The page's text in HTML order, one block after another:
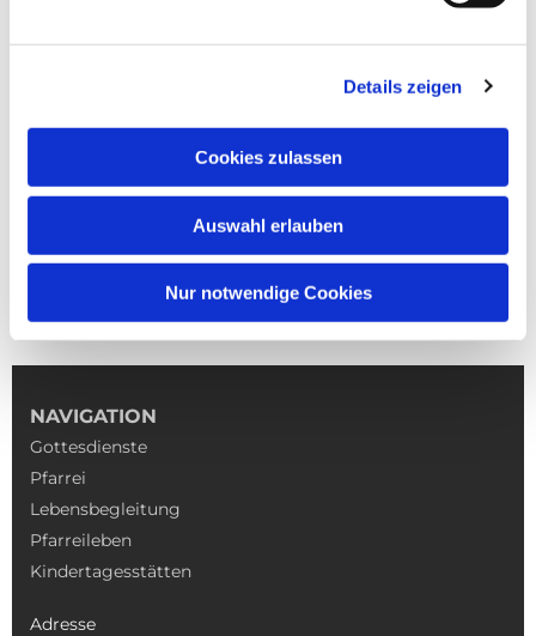
Details zeigen
Cookies zulassen
Auswahl erlauben
Nur notwendige Cookies
NAVIGATION
Gottesdienste
Pfarrei
Lebensbegleitung
Pfarreileben
Kindertagesstätten
Adresse